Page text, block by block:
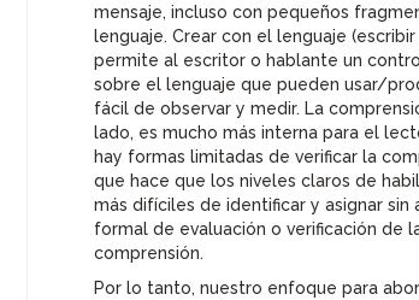
mensaje, incluso con pequeños
lenguaje. Crear con el lenguaje (escribir
permite al escritor o hablante un
sobre el lenguaje que pueden usar/
fácil de observar y medir. La
lado, es mucho más interna para el
hay formas limitadas de verificar la
que hace que los niveles claros de
más difíciles de identificar y asignar sin
formal de evaluación o verificación de
comprensión.
Por lo tanto, nuestro enfoque para